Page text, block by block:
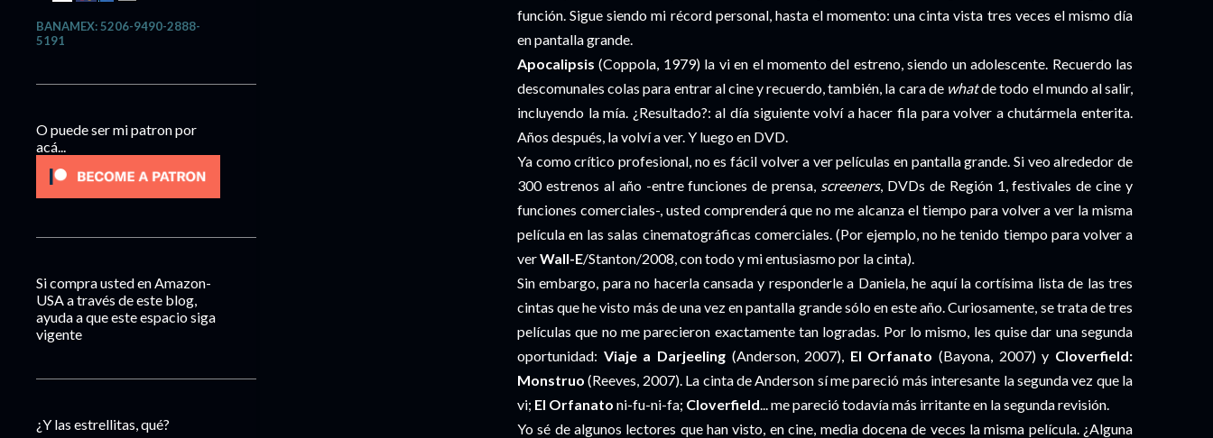
función. Sigue siendo mi récord personal, hasta el momento: una cinta vista tres veces el mismo día
en pantalla grande.
Apocalipsis (Coppola, 1979) la vi en el momento del estreno, siendo un adolescente. Recuerdo las
descomunales colas para entrar al cine y recuerdo, también, la cara de whatde todo el mundo al salir,
incluyendo la mía. ¿Resultado?: al día siguiente volví a hacer fila para volver a chutármela enterita.
Años después, la volví a ver. Y luego en DVD.
Ya como crítico profesional, no es fácil volver a ver películas en pantalla grande. Si veo alrededor de
300 estrenos al año -entre funciones de prensa, screeners, DVDs de Región 1, festivales de cine y
funciones comerciales-, usted comprenderá que no me alcanza el tiempo para volver a ver la misma
película en las salas cinematográficas comerciales. (Por ejemplo, no he tenido tiempo para volver a
verWall-E/Stanton/2008, con todo y mi entusiasmo por la cinta).
Sin embargo, para no hacerla cansada y responderle a Daniela, he aquí la cortísima lista de las tres
cintas que he visto más de una vez en pantalla grande sólo en este año. Curiosamente, se trata de tres
películas que no me parecieron exactamente tan logradas. Por lo mismo, les quise dar una segunda
oportunidad: Viaje a Darjeeling (Anderson, 2007), El Orfanato(Bayona, 2007) y Cloverfield:
Monstruo (Reeves, 2007). La cinta de Anderson sí me pareció más interesante la segunda vez que la
vi; El Orfanato ni-fu-ni-fa; Cloverfield... me pareció todavía más irritante en la segunda revisión.
Yo sé de algunos lectores que han visto, en cine, media docena de veces la misma película. ¿Alguna
BANAMEX: 5206-9490-2888-
5191
O puede ser mi patron por
acá...
Si compra usted en Amazon-
USA a través de este blog,
ayuda a que este espacio siga
vigente
¿Y las estrellitas, qué?